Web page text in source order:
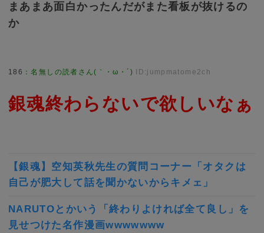
まあまあ面白かったんだがまた看板が抜けるの
か
186 ：名無しの読者さん(｀・ω・´) ID:jumpmatome2ch
銀魂終わらないで欲しいなぁ
【銀魂】空知英秋先生の質問コーナー「オタクは
自己が肥大して話を聞かないからキメェ」
NARUTOとかいう「終わりよければ全て良し」を
見せつけた名作漫画wwwwwww